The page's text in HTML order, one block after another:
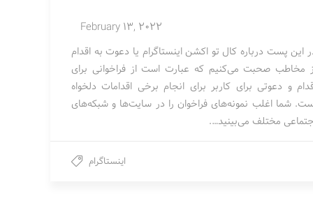
February 13, 2022
این پست درباره کال تو اکشن اینستاگرام یا دعوت به اقدام
مخاطب صحبت می‌کنیم که عبارت است از فراخوانی برای
و دعوتی برای کاربر برای انجام برخی اقدامات دلخواه
شما اغلب نمونه‌های فراخوان را در سایت‌ها و شبکه‌های
مختلف می‌بینید….
اینستاگرام